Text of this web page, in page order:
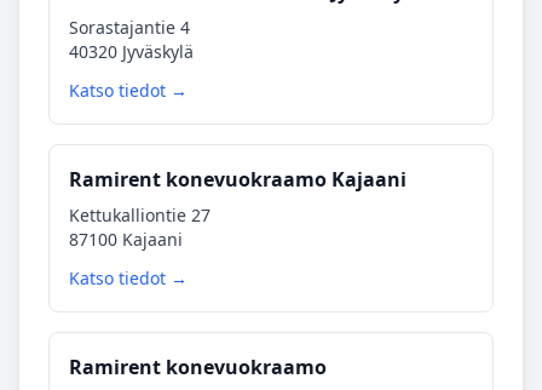
Sorastajantie 4
40320 Jyväskylä
Katso tiedot →
Ramirent konevuokraamo Kajaani
Kettukalliontie 27
87100 Kajaani
Katso tiedot →
Ramirent konevuokraamo